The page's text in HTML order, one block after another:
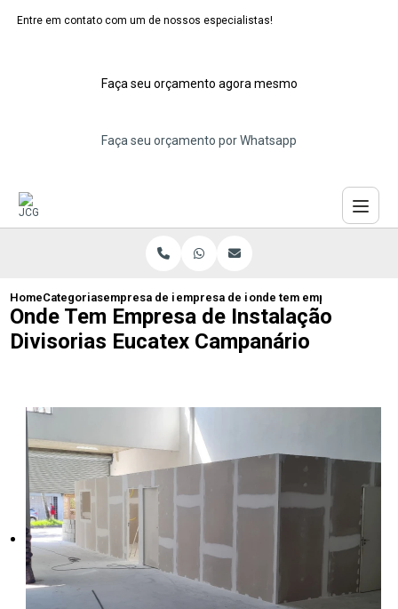
Entre em contato com um de nossos especialistas!
Faça seu orçamento agora mesmo
Faça seu orçamento por Whatsapp
HomeCategoriasempresa de instalacao de eucatex
empresa de instalacao de divisorias
onde tem empresa de
Onde Tem Empresa de Instalação
Divisorias Eucatex Campanário